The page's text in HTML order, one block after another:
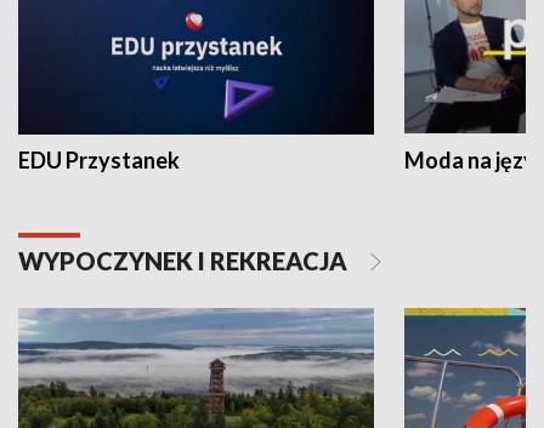
EDU Przystanek Moda na
WYPOCZYNEK I REKREACJA